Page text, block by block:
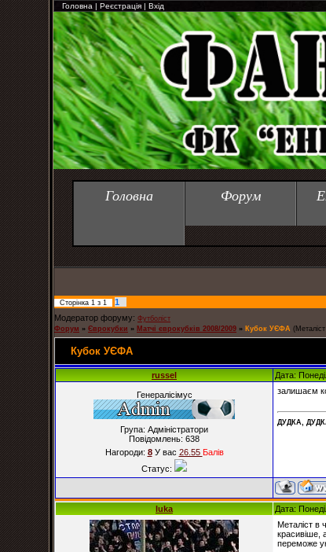
Головна | Реєстрація | Вхід
Головна Форум
Сторінка 1 з 1
1
Модератор форуму: Футболіст
Форум » Єврокубки » Матчі єврокубків 2008/2009 » Кубок УЄФА
Кубок УЄФА
russel Дата:
Генералісімус
Група: Адміністратори
Повідомлень: 638
Нагороди: 8У вас 26.55 Балiв
Статус:
залишаєм
ДУДКА,
luka Дата:
Металіст в
красивіше,
переможе